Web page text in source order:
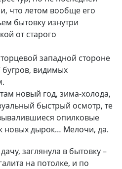
что летом вообще его
бытовку изнутри
от старого
западной стороне
бугров, видимых
новый год, зима-холода,
быстрый осмотр, те
опилковые
новых дырок… Мелочи, да.
заглянула в бытовку –
на потолке, и по